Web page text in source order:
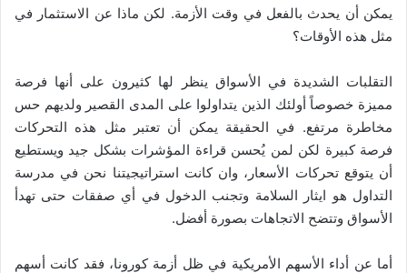
يمكن أن يحدث بالفعل في وقت الأزمة. لكن ماذا عن الاستثمار في
مثل هذه الأوقات؟
التقلبات الشديدة في الأسواق ينظر لها كثيرون على أنها فرصة
مميزة خصوصاً أولئك الذين يتداولوا على المدى القصير ولديهم حس
مخاطرة مرتفع. في الحقيقة يمكن أن تعتبر مثل هذه التحركات
فرصة كبيرة لكن لمن يُحسن قراءة المؤشرات بشكل جيد ويستطيع
أن يتوقع تحركات الأسعار، وان كانت استراتيجيتنا نحن في مدرسة
التداول هو ايثار السلامة وتجنب الدخول في أي صفقات حتى تهدأ
الأسواق وتتضح الاتجاهات بصورة أفضل.
أما عن أداء الأسهم الأمريكية في ظل أزمة كورونا، فقد كانت أسهم